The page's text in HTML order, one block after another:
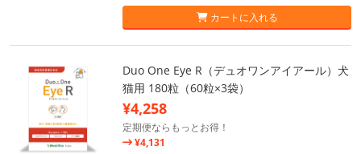
カートに入れる
Duo One Eye R（デュオワンアイアール）犬
猫用 180粒（60粒×3袋）
¥4,258
定期便ならもっとお得！
¥4,131